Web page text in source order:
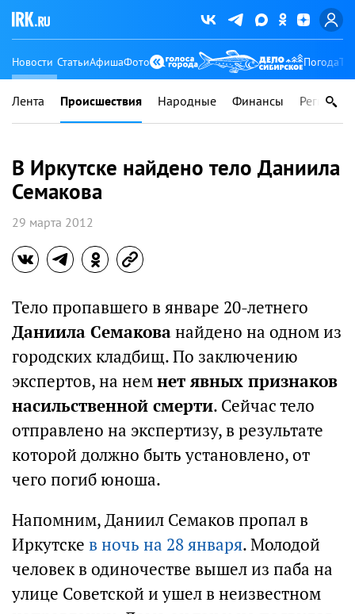
Новости СтатьиАфишаФото Погода
Лента Происшествия Народные Финансы Регионы
В Иркутске найдено тело Даниила
Семакова
29 марта 2012
Тело пропавшего в январе 20-летнего
Даниила Семакованайдено на одном из
городских кладбищ. По заключению
экспертов, на немнет явных признаков
насильственной смерти. Сейчас тело
отправлено на экспертизу, в результате
которой должно быть установлено, от
чего погиб юноша.
Напомним, Даниил Семаков пропал в
Иркутске в ночь на 28 января. Молодой
человек в одиночестве вышел из паба на
улице Советской и ушел в неизвестном